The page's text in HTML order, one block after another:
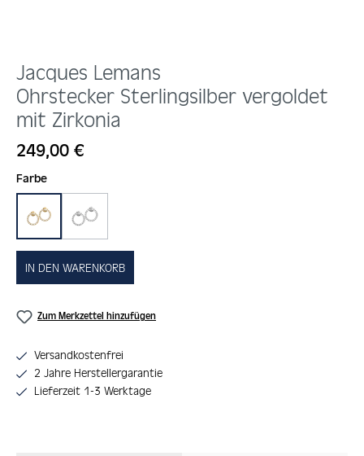
Jacques Lemans
Ohrstecker Sterlingsilber vergoldet
mit Zirkonia
Regulärer Preis:
249,00 €
Farbeauswählen
gold silber
IN DEN WARENKORB
Zum Merkzettel hinzufügen
Versandkostenfrei
2 Jahre Herstellergarantie
Lieferzeit 1-3 Werktage